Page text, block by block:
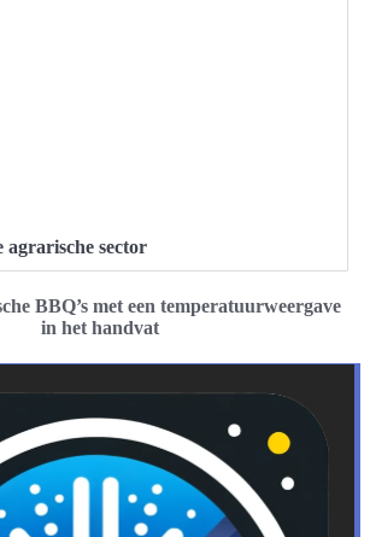
agrarische sector
BBQ’s met een temperatuurweergave
in het handvat